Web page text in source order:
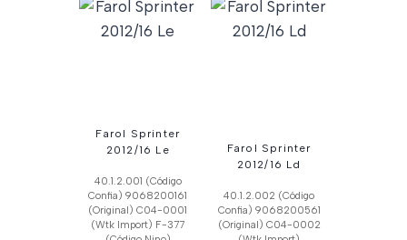
Farol Sprinter
2012/16 Le
40.1.2.001 (Código
Confia) 9068200161
(Original) C04-0001
(Wtk Import) F-377
Farol Sprinter
2012/16 Ld
40.1.2.002 (Código
Confia) 9068200561
(Original) C04-0002